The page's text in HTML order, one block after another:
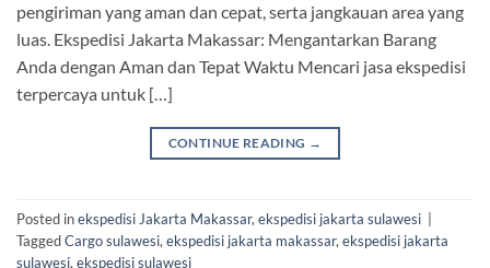
pengiriman yang aman dan cepat, serta jangkauan area yang
luas. Ekspedisi Jakarta Makassar: Mengantarkan Barang
Anda dengan Aman dan Tepat Waktu Mencari jasa ekspedisi
terpercaya untuk […]
CONTINUE READING →
Posted inekspedisi Jakarta Makassar, ekspedisi jakarta sulawesi
TaggedCargo sulawesi, ekspedisi jakarta makassar, ekspedisi jakarta
sulawesi, ekspedisi sulawesi